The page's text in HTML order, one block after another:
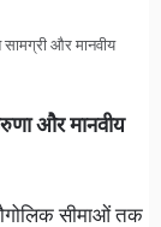
और मानवीय
और मानवीय
सीमाओं तक